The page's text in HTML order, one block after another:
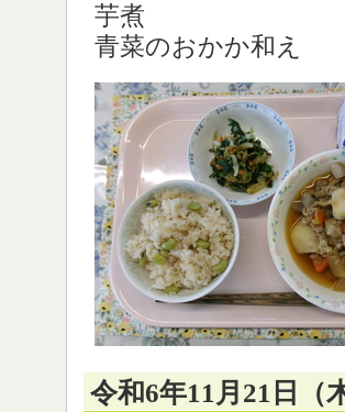
芋煮
青菜のおかか和え
令和6年11月21日（